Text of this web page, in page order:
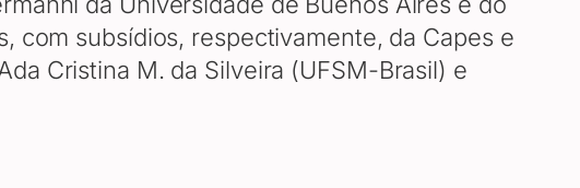
com subsídios, respectivamente, da Capes e
Cristina M. da Silveira (UFSM-Brasil) e